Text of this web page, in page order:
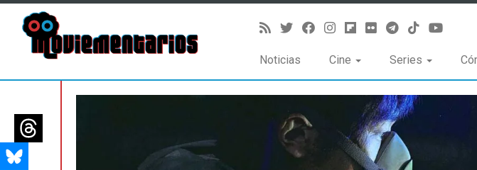
contenido
Noticias Cine Series